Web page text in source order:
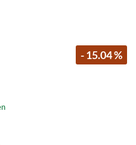
5 von 5 Sternen
- 15.04 %